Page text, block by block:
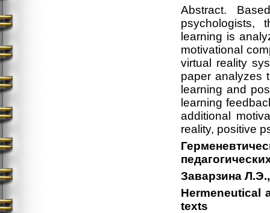
Abstract.
psychologists,
learning is
motivational
virtual reality
paper analyzes
learning and
learning
additional
reality, positive
Заварзина
Hermeneutical
texts